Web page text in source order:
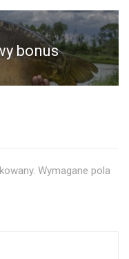
bonus
Wymagane pola